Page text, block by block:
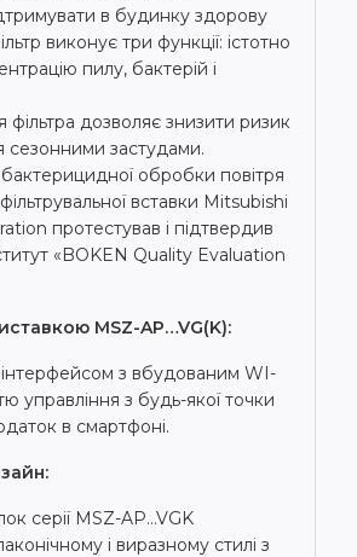
в будинку здорову
виконує три функції: істотно
пилу, бактерій і
фільтра дозволяє знизити ризик
сезонними застудами.
бактерицидної обробки повітря
вставки Mitsubishi
протестував і підтвердив
«BOKEN Quality Evaluation
MSZ-AP…VG(K):
з вбудованим WI-
управління з будь-якої точки
в смартфоні.
серії MSZ-AP…VGK
і виразному стилі з